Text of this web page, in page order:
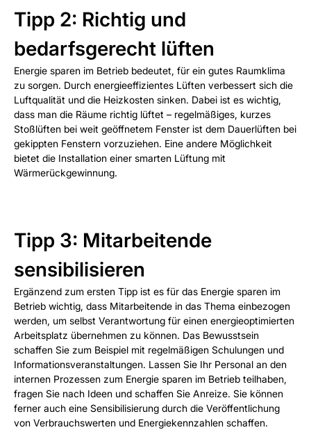
Tipp 2: Richtig und
bedarfsgerecht lüften
Energie sparen im Betrieb bedeutet, für ein gutes Raumklima
zu sorgen. Durch energieeffizientes Lüften verbessert sich die
Luftqualität und die Heizkosten sinken. Dabei ist es wichtig,
dass man die Räume richtig lüftet – regelmäßiges, kurzes
Stoßlüften bei weit geöffnetem Fenster ist dem Dauerlüften bei
gekippten Fenstern vorzuziehen. Eine andere Möglichkeit
bietet die Installation einer smarten Lüftung mit
Wärmerückgewinnung.
Tipp 3: Mitarbeitende
sensibilisieren
Ergänzend zum ersten Tipp ist es für das Energie sparen im
Betrieb wichtig, dass Mitarbeitende in das Thema einbezogen
werden, um selbst Verantwortung für einen energieoptimierten
Arbeitsplatz übernehmen zu können. Das Bewusstsein
schaffen Sie zum Beispiel mit regelmäßigen Schulungen und
Informationsveranstaltungen. Lassen Sie Ihr Personal an den
internen Prozessen zum Energie sparen im Betrieb teilhaben,
fragen Sie nach Ideen und schaffen Sie Anreize. Sie können
ferner auch eine Sensibilisierung durch die Veröffentlichung
von Verbrauchswerten und Energiekennzahlen schaffen.